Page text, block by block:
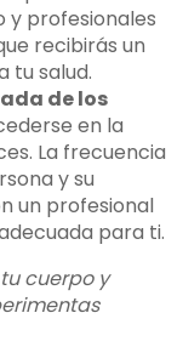
y profesionales
recibirás un
tu salud.
de los
en la
La frecuencia
y su
un profesional
para ti.
cuerpo y